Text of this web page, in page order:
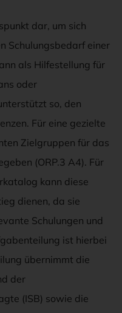
dar, um sich
Schulungsbedarf einer
als Hilfestellung für
oder
so, den
Für eine gezielte
Zielgruppen für das
(ORP.3 A4). Für
kann diese
dienen, da sie
Schulungen und
ist hierbei
übernimmt die
der
(ISB) sowie die